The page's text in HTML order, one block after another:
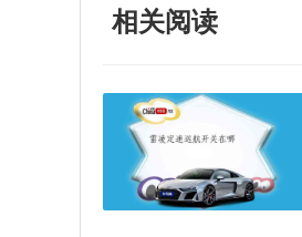
相关阅读